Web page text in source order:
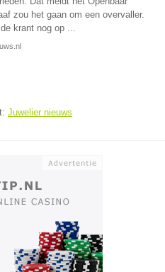
zou het gaan om een overvaller.
krant nog op ...
Juwelier nieuws